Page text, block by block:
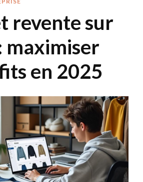
revente sur
maximiser
en 2025